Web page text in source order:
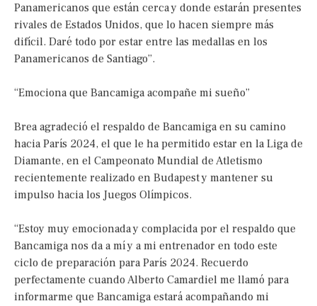
Panamericanos que están cerca y donde estarán presentes
rivales de Estados Unidos, que lo hacen siempre más
difícil. Daré todo por estar entre las medallas en los
Panamericanos de Santiago”.
“Emociona que Bancamiga acompañe mi sueño”
Brea agradeció el respaldo de Bancamiga en su camino
hacia París 2024, el que le ha permitido estar en la Liga de
Diamante, en el Campeonato Mundial de Atletismo
recientemente realizado en Budapest y mantener su
impulso hacia los Juegos Olímpicos.
“Estoy muy emocionada y complacida por el respaldo que
Bancamiga nos da a mí y a mi entrenador en todo este
ciclo de preparación para París 2024. Recuerdo
perfectamente cuando Alberto Camardiel me llamó para
informarme que Bancamiga estará acompañando mi